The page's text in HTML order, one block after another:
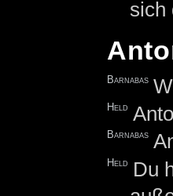
sich
Barnabas
Held
Barnabas
Held
Du